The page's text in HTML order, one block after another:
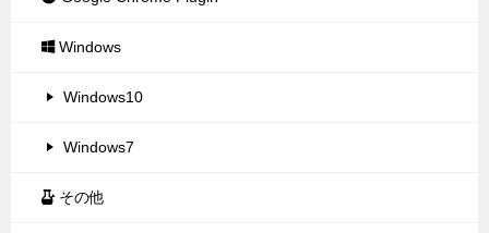
Windows
Windows10
Windows7
その他